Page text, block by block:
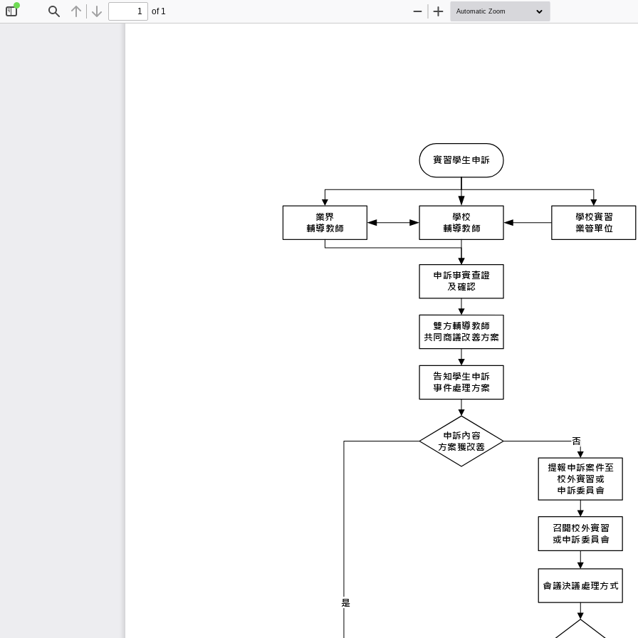
Find Previous
Next
of 1
Zoom
Zoom
實習學生申訴
申訴內容
方案獲改善
提報申訴案件
校外實習或
申訴委員會
召開校外實
或申訴委員
否
是
學校
輔導教師
學校實習
業管單位
業界
輔導教師
申訴事實查證
及確認
雙方輔導教師
共同商議改善方案
告知學生申訴
事件處理方案
會議決議處理